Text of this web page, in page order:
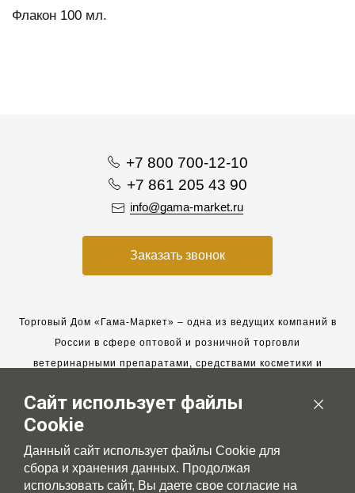
Флакон 100 мл.
+7 800 700-12-10
+7 861 205 43 90
info@gama-market.ru
Заказать звонок
Торговый Дом «Гама-Маркет» – одна из ведущих компаний в
России в сфере оптовой и розничной торговли
ветеринарными препаратами, средствами косметики и
Мы работаем с 2005 года. Мы приглашаем к сотрудничеству
новых клиентов и всегда рассчитываем на взаимовыгодные,
долгосрочные партнерские отношения.
Сайт использует файлы
Cookie
Данный сайт использует файлы Cookie для
сбора и хранения данных. Продолжая
использовать сайт, Вы даете свое согласие на